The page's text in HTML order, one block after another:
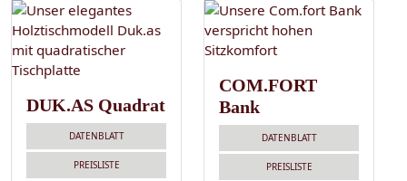
DUK.AS Quadrat
DATENBLATT
PREISLISTE
COM.FORT
Bank
DATENBLATT
PREISLISTE